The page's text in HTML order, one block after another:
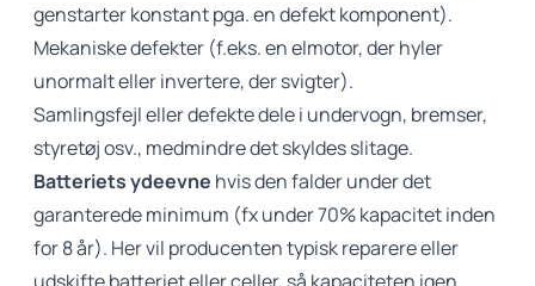
genstarter konstant pga. en defekt komponent).
Mekaniske defekter (f.eks. en elmotor, der hyler
unormalt eller invertere, der svigter).
Samlingsfejl eller defekte dele i undervogn, bremser,
styretøj osv., medmindre det skyldes slitage.
Batteriets ydeevne hvis den falder under det
garanterede minimum (fx under 70% kapacitet inden
for 8 år). Her vil producenten typisk reparere eller